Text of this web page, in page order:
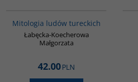
Mitologia ludów tureckich
Łabęcka-Koecherowa
Małgorzata
42.00PLN